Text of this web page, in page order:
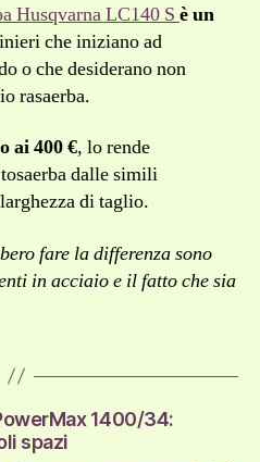
Husqvarna LC140 S è un
che iniziano ad
o che desiderano non
rasaerba.
ai 400 €, lo rende
dalle simili
di taglio.
fare la differenza sono
in acciaio e il fatto che sia
1400/34:
spazi